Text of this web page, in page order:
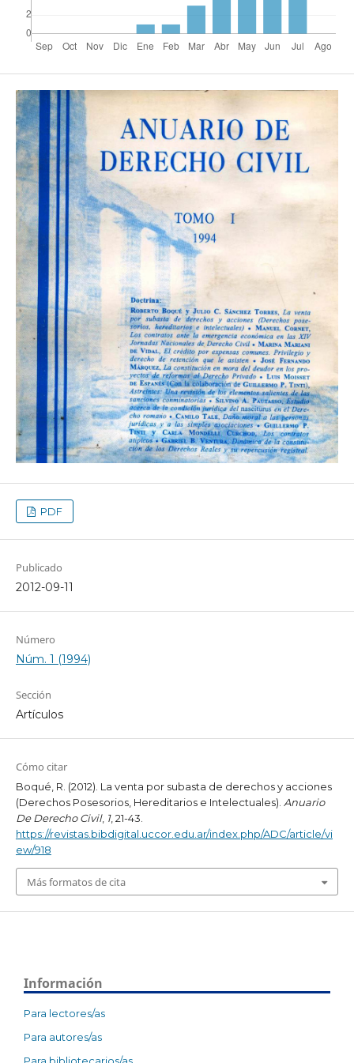
PDF
Publicado
2012-09-11
Número
Núm. 1 (1994)
Sección
Artículos
Cómo citar
Boqué, R. (2012). La venta por subasta de derechos y acciones
(Derechos Posesorios, Hereditarios e Intelectuales). Anuario
De Derecho Civil, 1, 21-43.
https://revistas.bibdigital.uccor.edu.ar/index.php/ADC/article/vi
ew/918
Más formatos de cita
Información
Para lectores/as
Para autores/as